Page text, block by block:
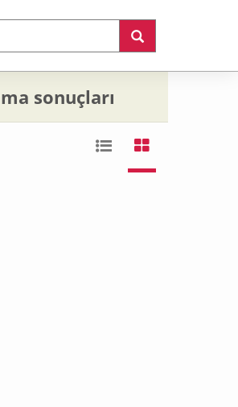
sonuçları